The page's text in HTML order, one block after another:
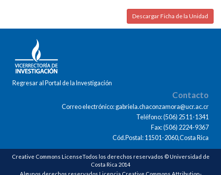
Descargar Ficha de la Unidad
Regresar al Portal de la Investigación
Contacto
Correo electrónico: gabriela.chaconzamora@ucr.ac.cr
Teléfono: (506) 2511-1341
Fax: (506) 2224-9367
Cód.Postal: 11501-2060,Costa Rica
Creative Commons LicenseTodos los derechos reservados © Universidad de
Costa Rica 2014